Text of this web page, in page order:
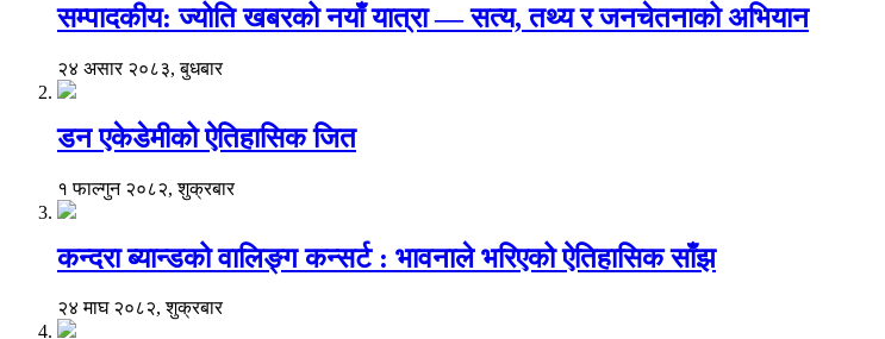
सम्पादकीय: ज्योति खबरको नयाँ यात्रा — सत्य, तथ्य र जनचेतनाको अभियान
२४ असार २०८३, बुधबार
डन एकेडेमीको ऐतिहासिक जित
१ फाल्गुन २०८२, शुक्रबार
कन्दरा ब्यान्डको वालिङ्ग कन्सर्ट : भावनाले भरिएको ऐतिहासिक साँझ
२४ माघ २०८२, शुक्रबार